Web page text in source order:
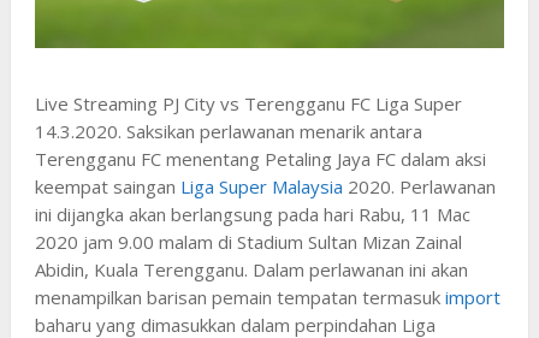
Live Streaming PJ City vs Terengganu FC Liga Super
14.3.2020. Saksikan perlawanan menarik antara
Terengganu FC menentang Petaling Jaya FC dalam aksi
keempat saingan Liga Super Malaysia 2020. Perlawanan
ini dijangka akan berlangsung pada hari Rabu, 11 Mac
2020 jam 9.00 malam di Stadium Sultan Mizan Zainal
Abidin, Kuala Terengganu. Dalam perlawanan ini akan
menampilkan barisan pemain tempatan termasuk import
baharu yang dimasukkan dalam perpindahan Liga